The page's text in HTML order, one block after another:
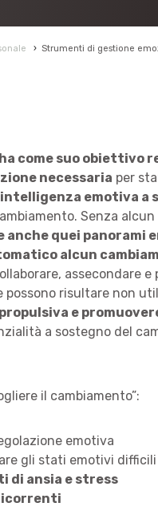
› Strumenti di gestione
come suo obiettivo
necessaria per
emotiva a
Senza
anche quei panorami
alcun
assecondare
risultare non
e
a sostegno del
il cambiamento”:
emotiva
gli stati emotivi difficili
di ansia e stress